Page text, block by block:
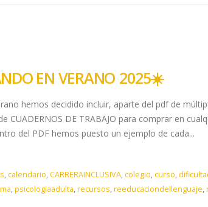
EN VERANO 2025☀️​
hemos decidido incluir, aparte del pdf de
CUADERNOS DE TRABAJO para comprar en
del PDF hemos puesto un ejemplo de cada...
,calendario,CARRERAINCLUSIVA,colegio,curso,
,psicologiaadulta,recursos,reeducaciondellenguaje,